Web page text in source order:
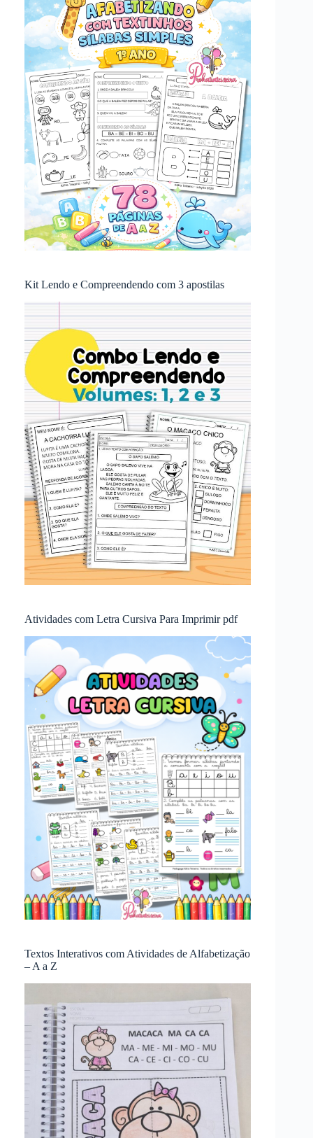
Kit Lendo e Compreendendo com 3 apostilas
Atividades com Letra Cursiva Para Imprimir pdf
Textos Interativos com Atividades de Alfabetização
– A a Z